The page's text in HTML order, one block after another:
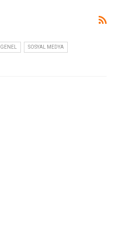
GENEL SOSYAL MEDYA